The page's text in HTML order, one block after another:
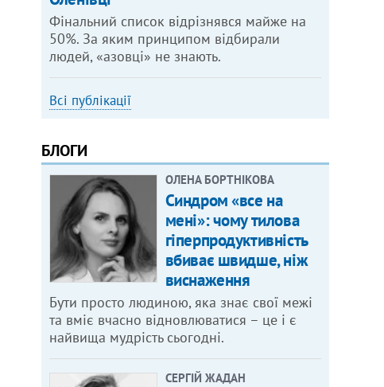
Фінальний список відрізнявся майже на
50%. За яким принципом відбирали
людей, «азовці» не знають.
Всі публікації
БЛОГИ
ОЛЕНА БОРТНІКОВА
Синдром «все на
мені»: чому тилова
гіперпродуктивність
вбиває швидше, ніж
виснаження
Бути просто людиною, яка знає свої межі
та вміє вчасно відновлюватися – це і є
найвища мудрість сьогодні.
СЕРГІЙ ЖАДАН